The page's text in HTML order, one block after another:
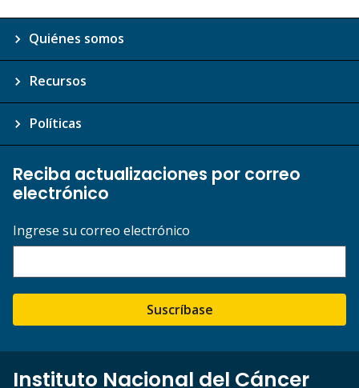
Quiénes somos
Recursos
Políticas
Reciba actualizaciones por correo
electrónico
Ingrese su correo electrónico
Suscríbase
Instituto Nacional del Cáncer